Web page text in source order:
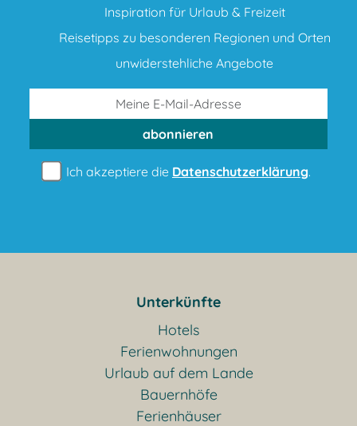
Inspiration für Urlaub & Freizeit
Reisetipps zu besonderen Regionen und Orten
unwiderstehliche Angebote
abonnieren
Ich akzeptiere die Datenschutzerklärung.
Unterkünfte
Hotels
Ferienwohnungen
Urlaub auf dem Lande
Bauernhöfe
Ferienhäuser